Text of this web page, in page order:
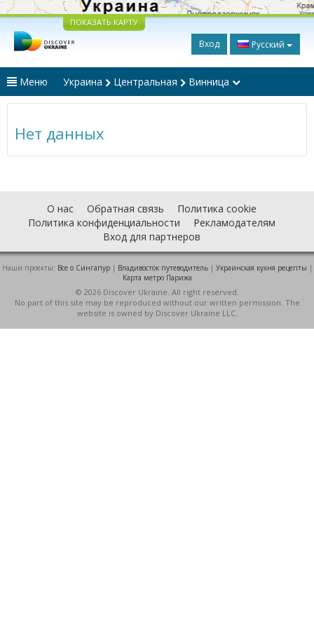
ПОКАЗАТЬ КАРТУ
Вход Русский
Меню Украина Центральная Винница
Нет данных
О нас Обратная связь
Политика cookie
Политика конфиденциальности
Рекламодателям
Вход для партнеров
Наши проекты: Все о Cингапур| Владивосток путеводитель| Украинская кухня рецепты |
Карта метро Парижа
© 2026 Discover Ukraine. All right reserved.
No part of this site may be reproduced without our written permission. The
website is owned by Discover Ukraine LLC.